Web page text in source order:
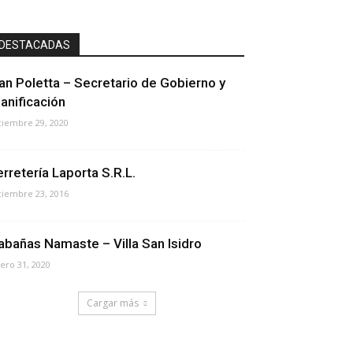
DESTACADAS
Poletta – Secretario de Gobierno y
29, 2020
Laporta S.R.L.
23, 2016
Namaste – Villa San Isidro
31, 2020
Cargar más